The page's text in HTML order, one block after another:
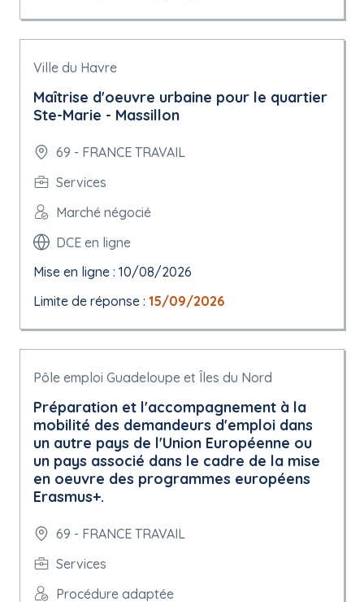
Ville du Havre
Maîtrise d'oeuvre urbaine pour le quartier
Ste-Marie - Massillon
69 - FRANCE TRAVAIL
Services
Marché négocié
DCE en ligne
Mise en ligne : 10/08/2026
Limite de réponse : 15/09/2026
Pôle emploi Guadeloupe et Îles du Nord
Préparation et l'accompagnement à la
mobilité des demandeurs d'emploi dans
un autre pays de l'Union Européenne ou
un pays associé dans le cadre de la mise
en oeuvre des programmes européens
Erasmus+.
69 - FRANCE TRAVAIL
Services
Procédure adaptée